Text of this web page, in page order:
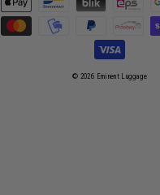
© 2026 Eminent Luggage